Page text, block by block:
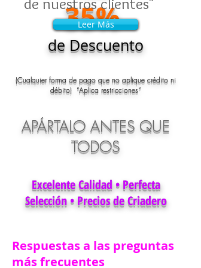
35%
de Descuento
(Cualquier forma de pago que no aplique crédito ni
débito) “Aplica restricciones”
APÁRTALO ANTES QUE
TODOS
Excelente Calidad • Perfecta
Selección • Precios de Criadero
Respuestas a las preguntas
más frecuentes
Leer Más
Leer Más